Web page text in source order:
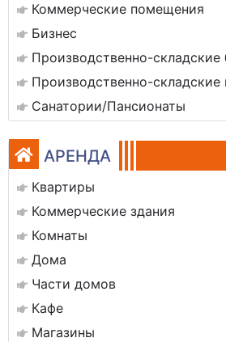
Коммерческие помещения
Бизнес
Санатории/Пансионаты
АРЕНДА
Квартиры
Коммерческие здания
Комнаты
Дома
Части домов
Кафе
Магазины